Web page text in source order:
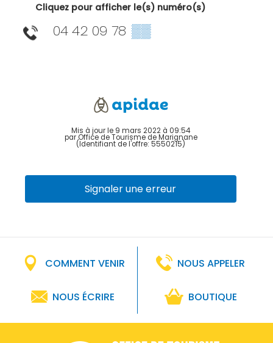
Cliquez pour afficher le(s) numéro(s)
04 42 09 78 ▒▒
Mis à jour le 9 mars 2022 à 09:54
par Office de Tourisme de Marignane
(Identifiant de l'offre: 5550215)
Signaler une erreur
COMMENT VENIR NOUS APPELER
NOUS ÉCRIRE BOUTIQUE